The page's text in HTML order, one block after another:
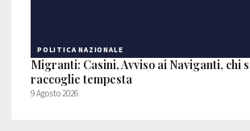
POLITICA NAZIONALE
Migranti: Casini, Avviso ai Naviganti, chi
raccoglie tempesta
9 Agosto 2026